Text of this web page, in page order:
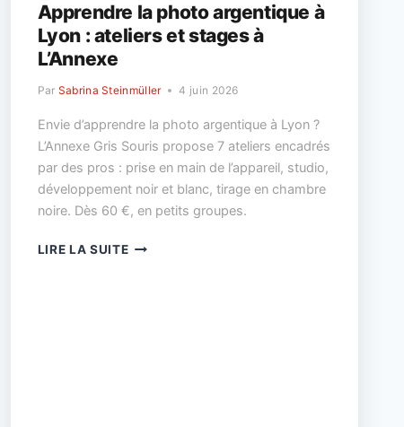
Apprendre la photo argentique à
Lyon : ateliers et stages à
L’Annexe
Par Sabrina Steinmüller 4 juin 2026
Envie d’apprendre la photo argentique à Lyon ?
L’Annexe Gris Souris propose 7 ateliers encadrés
par des pros : prise en main de l’appareil, studio,
développement noir et blanc, tirage en chambre
noire. Dès 60 €, en petits groupes.
LIRE LA SUITEAPPRENDRE